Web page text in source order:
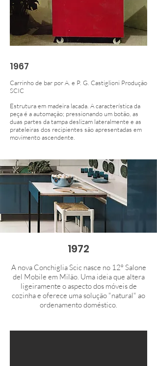
1967
Carrinho de bar por A. e P. G. Castiglioni Produção
SCIC
Estrutura em madeira lacada. A característica da
peça é a automação; pressionando um botão, as
duas partes da tampa deslizam lateralmente e as
prateleiras dos recipientes são apresentadas em
movimento ascendente.
1972
A nova Conchiglia Scic nasce no 12º Salone
del Mobile em Milão. Uma ideia que altera
ligeiramente o aspecto dos móveis de
cozinha e oferece uma solução "natural" ao
ordenamento doméstico.